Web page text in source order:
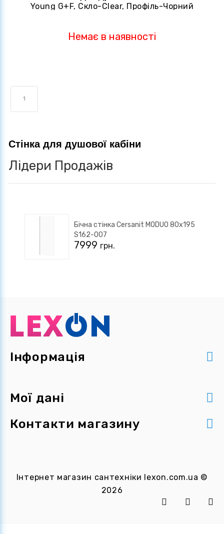
Young G+F, Скло-Clear, Профіль-Чорний
Немає в наявності
1
Стінка для душової кабіни
Лідери Продажів
Бічна стінка Cersanit MODUO 80х195
S162-007
7999 грн.
Інформація
Мої дані
Контакти магазину
Інтернет магазин сантехніки lexon.com.ua ©
2026